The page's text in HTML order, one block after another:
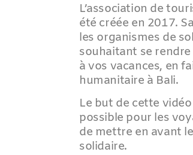
L’association de
été créée en 2017.
les organismes de
souhaitant se rendre
à vos vacances, en
humanitaire à Bali.
Le but de cette
possible pour les
de mettre en avant
solidaire.